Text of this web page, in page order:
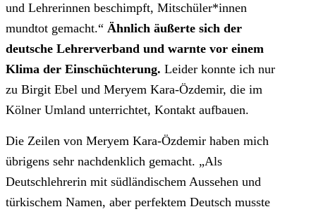
und Lehrerinnen beschimpft, Mitschüler*innen
mundtot gemacht.“ Ähnlich äußerte sich der
deutsche Lehrerverband und warnte vor einem
Klima der Einschüchterung. Leider konnte ich nur
zu Birgit Ebel und Meryem Kara-Özdemir, die im
Kölner Umland unterrichtet, Kontakt aufbauen.
Die Zeilen von Meryem Kara-Özdemir haben mich
übrigens sehr nachdenklich gemacht. „Als
Deutschlehrerin mit südländischem Aussehen und
türkischem Namen, aber perfektem Deutsch musste